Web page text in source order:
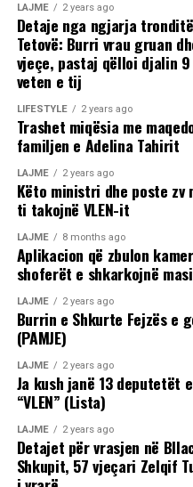
LAJME 2 years ago
Detaje nga ngjarja
Tetovë: Burri vrau gruan
vjeçe, pastaj qëlloi djalin 9
veten e tij
LIFESTYLE 2 years ago
Trashet miqësia me
familjen e Adelina Tahirit
LAJME 2 years ago
Këto ministri dhe poste zv
ti takojnë VLEN-it
LAJME 8 months ago
Aplikacion që zbulon
shoferët e shkarkojnë
LAJME 2 years ago
Burrin e Shkurte Fejzës e
(PAMJE)
LAJME 2 years ago
Ja kush janë 13 deputetët
“VLEN” (Lista)
LAJME 2 years ago
Detajet për vrasjen në
Shkupit, 57 vjeçari Zelqif